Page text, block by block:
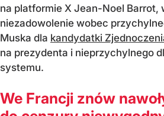
na platformie X Jean-Noel Barrot,
niezadowolenie wobec
Muska dla kandydatki
na prezydenta i nieprzychylnego
systemu.
We Francji znów